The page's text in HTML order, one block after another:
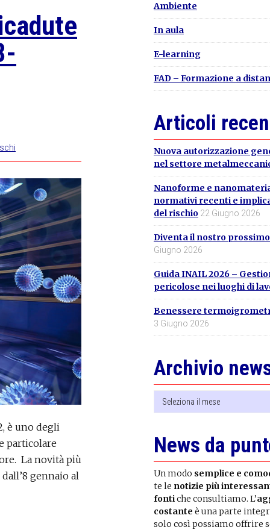
è uno degli
particolare
La novità più
gennaio al
Ambiente
In aula
E-learning
FAD – Formazione a
Articoli
Nuova autorizzazione
nel settore
Nanoforme e
normativi recenti e
del rischio 22 Giugno 2026
Diventa il nostro
Giugno 2026
Guida INAIL 2026 –
pericolose nei luoghi di
Benessere
3 Giugno 2026
Archivio
Archivio
news
News da
Un modo semplice e
te le notizie più
fontiche consultiamo. L’
costante è una parte
solo così possiamo offrire